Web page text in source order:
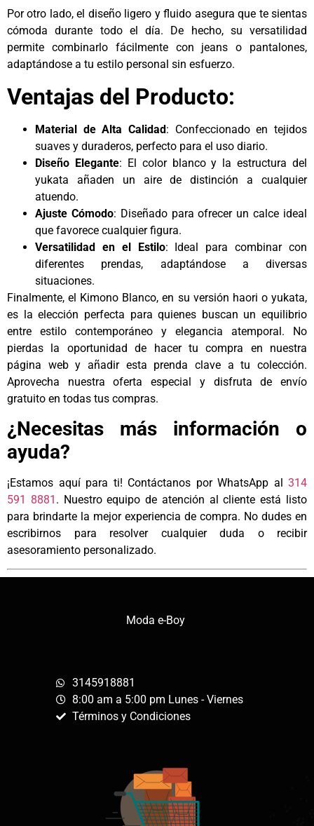
Por otro lado, el diseño ligero y fluido asegura que te sientas
cómoda durante todo el día. De hecho, su versatilidad
permite combinarlo fácilmente con jeans o pantalones,
adaptándose a tu estilo personal sin esfuerzo.
Ventajas del Producto:
Material de Alta Calidad: Confeccionado en tejidos
suaves y duraderos, perfecto para el uso diario.
Diseño Elegante: El color blanco y la estructura del
yukata añaden un aire de distinción a cualquier
atuendo.
Ajuste Cómodo: Diseñado para ofrecer un calce ideal
que favorece cualquier figura.
Versatilidad en el Estilo: Ideal para combinar con
diferentes prendas, adaptándose a diversas
situaciones.
Finalmente, el Kimono Blanco, en su versión haori o yukata,
es la elección perfecta para quienes buscan un equilibrio
entre estilo contemporáneo y elegancia atemporal. No
pierdas la oportunidad de hacer tu compra en nuestra
página web y añadir esta prenda clave a tu colección.
Aprovecha nuestra oferta especial y disfruta de envío
gratuito en todas tus compras.
¿Necesitas más información o
ayuda?
¡Estamos aquí para ti! Contáctanos por WhatsApp al 314
591 8881 . Nuestro equipo de atención al cliente está listo
para brindarte la mejor experiencia de compra. No dudes en
escribirnos para resolver cualquier duda o recibir
asesoramiento personalizado.
Moda e-Boy
3145918881
8:00 am a 5:00 pm Lunes - Viernes
Términos y Condiciones